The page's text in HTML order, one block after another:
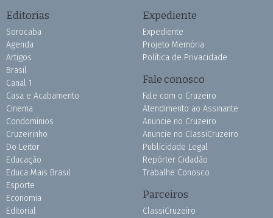
Editorias
Sorocaba
Agenda
Artigos
Brasil
Canal 1
Casa e Acabamento
Cinema
Condomínios
Cruzeirinho
Do Leitor
Educação
Educa Mais Brasil
Esporte
Economia
Editorial
Expediente
Expediente
Projeto Memória
Política de Privacidade
Fale conosco
Fale com o Cruzeiro
Atendimento ao Assinante
Anuncie no Cruzeiro
Anuncie no ClassiCruzeiro
Publicidade Legal
Repórter Cidadão
Trabalhe Conosco
Parceiros
ClassiCruzeiro